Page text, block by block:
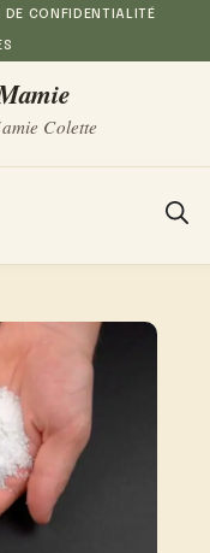
DE CONFIDENTIALITÉ
Colette